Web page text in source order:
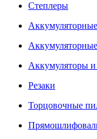
Степлеры
Аккумуляторы и
Резаки
Торцовочные